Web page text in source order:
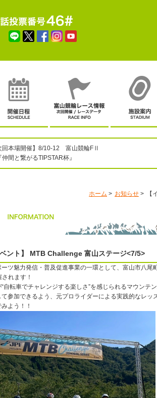
回本場開催】8/10-12 富山競輪FⅡ
間と繋がるTIPSTAR杯』
ホーム お知らせ 【
ント】 MTB Challenge 富山ステージ<7/5>
ツ魅力発信・普及促進事業の一環として、富山市八
れます！
自転車でチャレンジする楽しさ”を感じられるマウンテ
参加できるよう、元プロライダーによる実践的なレッ
よう！！